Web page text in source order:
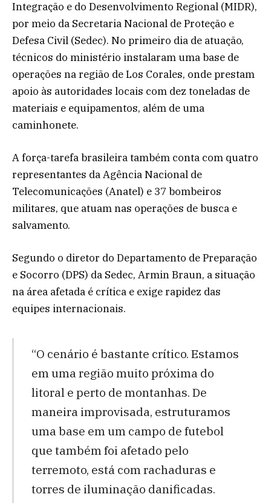
Integração e do Desenvolvimento Regional (MIDR),
por meio da Secretaria Nacional de Proteção e
Defesa Civil (Sedec). No primeiro dia de atuação,
técnicos do ministério instalaram uma base de
operações na região de Los Corales, onde prestam
apoio às autoridades locais com dez toneladas de
materiais e equipamentos, além de uma
caminhonete.
A força-tarefa brasileira também conta com quatro
representantes da Agência Nacional de
Telecomunicações (Anatel) e 37 bombeiros
militares, que atuam nas operações de busca e
salvamento.
Segundo o diretor do Departamento de Preparação
e Socorro (DPS) da Sedec, Armin Braun, a situação
na área afetada é crítica e exige rapidez das
equipes internacionais.
“O cenário é bastante crítico. Estamos
em uma região muito próxima do
litoral e perto de montanhas. De
maneira improvisada, estruturamos
uma base em um campo de futebol
que também foi afetado pelo
terremoto, está com rachaduras e
torres de iluminação danificadas.